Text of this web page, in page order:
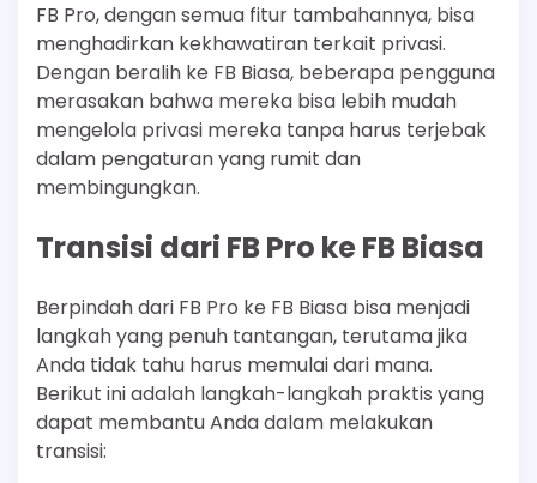
FB Pro, dengan semua fitur tambahannya, bisa
menghadirkan kekhawatiran terkait privasi.
Dengan beralih ke FB Biasa, beberapa pengguna
merasakan bahwa mereka bisa lebih mudah
mengelola privasi mereka tanpa harus terjebak
dalam pengaturan yang rumit dan
membingungkan.
Transisi dari FB Pro ke FB Biasa
Berpindah dari FB Pro ke FB Biasa bisa menjadi
langkah yang penuh tantangan, terutama jika
Anda tidak tahu harus memulai dari mana.
Berikut ini adalah langkah-langkah praktis yang
dapat membantu Anda dalam melakukan
transisi: